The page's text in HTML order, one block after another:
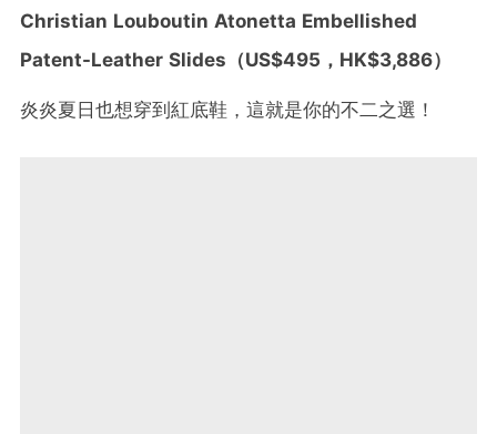
Christian Louboutin Atonetta Embellished
Patent-Leather Slides （US$495 ， HK$3,886）
炎炎夏日也想穿到紅底鞋，這就是你的不二之選！